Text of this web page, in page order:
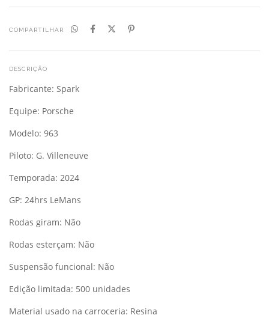
COMPARTILHAR
DESCRIÇÃO
Fabricante: Spark
Equipe: Porsche
Modelo: 963
Piloto: G. Villeneuve
Temporada: 2024
GP: 24hrs LeMans
Rodas giram: Não
Rodas esterçam: Não
Suspensão funcional: Não
Edição limitada: 500 unidades
Material usado na carroceria: Resina